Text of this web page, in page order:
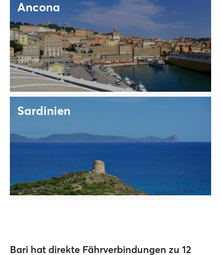
Ancona
Sardinien
Bari hat direkte Fährverbindungen zu 12